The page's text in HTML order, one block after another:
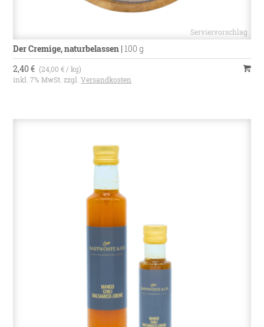
Der Cremige, naturbelassen |100 g
2,40 € (24,00 € / kg)
inkl. 7% MwSt. zzgl.Versandkosten